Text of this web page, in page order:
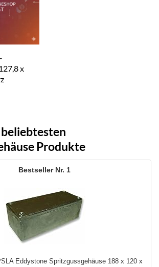
x
beliebtesten
Produkte
1
Eddystone Spritzgussgehäuse 188 x 120 x